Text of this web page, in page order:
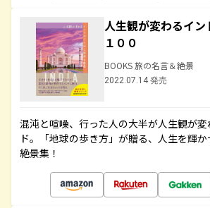
人生観が変わるイ
１００
BOOKS 旅の名言＆絶景
2022.07.14 発売
混沌と喧噪、行った人の大半が人生観が
ド。「地球の歩き方」が贈る、人生を輝
絶景集！